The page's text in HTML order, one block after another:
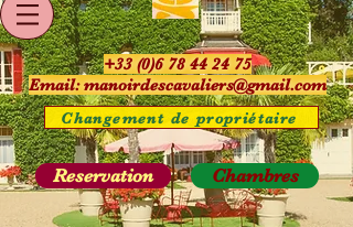
+33 (0)6 78 44 24 75
Email:manoirdescavaliers@gmail.com
Changement de propriétaire
Reservation Chambres